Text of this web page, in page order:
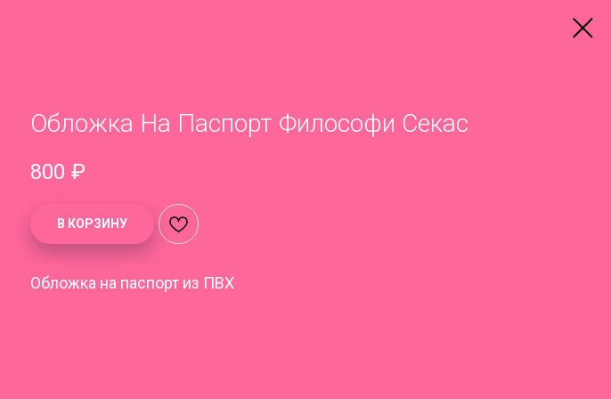
Обложка На Паспорт Философи Секас
800 ₽
В КОРЗИНУ
Обложка на паспорт из ПВХ